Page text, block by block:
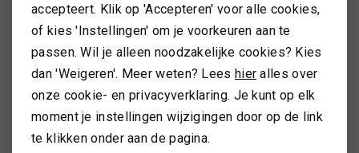
ALTIJD ALS EERSTE OP DE HOOGTE ZIJN?
Schrijf je in en ontvang 10% korting op je 1e bestelling
AANMELDEN
accepteert. Klik op 'Accepteren' voor alle cookies,
of kies 'Instellingen' om je voorkeuren aan te
passen. Wil je alleen noodzakelijke cookies? Kies
dan 'Weigeren'. Meer weten? Lees hier alles over
onze cookie- en privacyverklaring. Je kunt op elk
moment je instellingen wijzigingen door op de link
te klikken onder aan de pagina.